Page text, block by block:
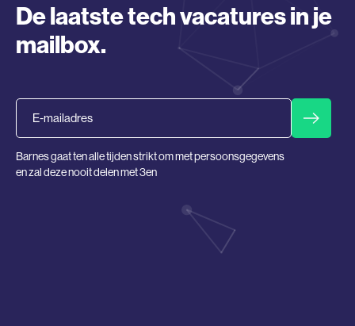
De laatste tech vacatures in je
mailbox.
Barnes gaat ten alle tijden strikt om met persoonsgegevens
en zal deze nooit delen met 3en